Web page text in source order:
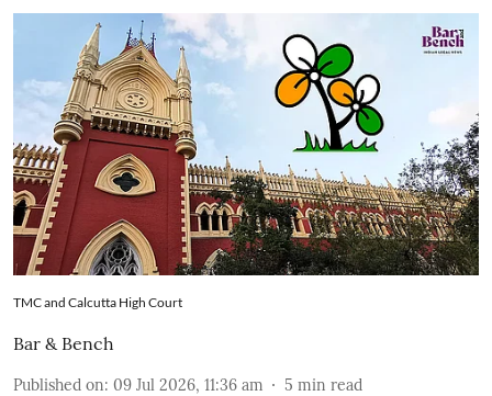
TMC and Calcutta High Court
Bar & Bench
Published on: 09 Jul 2026, 11:36 am 5 min read